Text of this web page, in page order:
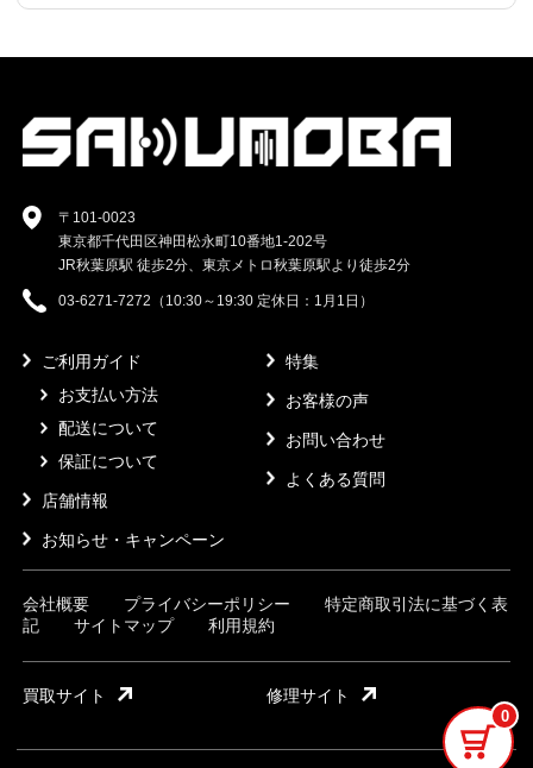
0
〒101-0023
東京都千代田区神田松永町10番地1-202号
JR秋葉原駅 徒歩2分、東京メトロ秋葉原駅より徒歩2分
03-6271-7272（10:30～19:30 定休日：1月1日）
ご利用ガイド
お支払い方法
配送について
保証について
店舗情報
お知らせ・キャンペーン
特集
お客様の声
お問い合わせ
よくある質問
会社概要 プライバシーポリシー
特定商取引法に基づく表
記
サイトマップ 利用規約
買取サイト 修理サイト